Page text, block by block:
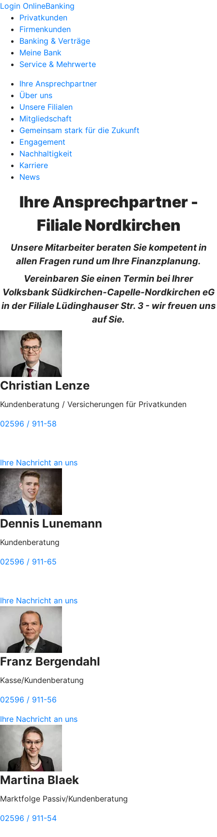
Login OnlineBanking
Privatkunden
Firmenkunden
Banking & Verträge
Meine Bank
Service & Mehrwerte
Ihre Ansprechpartner
Über uns
Unsere Filialen
Mitgliedschaft
Gemeinsam stark für die Zukunft
Engagement
Nachhaltigkeit
Karriere
News
Ihre Ansprechpartner -
Filiale Nordkirchen
Unsere Mitarbeiter beraten Sie kompetent in
allen Fragen rund um Ihre Finanzplanung.
Vereinbaren Sie einen Termin bei Ihrer
Volksbank Südkirchen-Capelle-Nordkirchen eG
in der Filiale Lüdinghauser Str. 3 - wir freuen uns
auf Sie.
Christian Lenze
Kundenberatung / Versicherungen für Privatkunden
02596 / 911-58
Ihre Nachricht an uns
Dennis Lunemann
Kundenberatung
02596 / 911-65
Ihre Nachricht an uns
Franz Bergendahl
Kasse/Kundenberatung
02596 / 911-56
Ihre Nachricht an uns
Martina Blaek
Marktfolge Passiv/Kundenberatung
02596 / 911-54